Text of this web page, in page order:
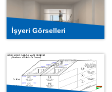
İşyeri Görselleri
Yapı Krokisi